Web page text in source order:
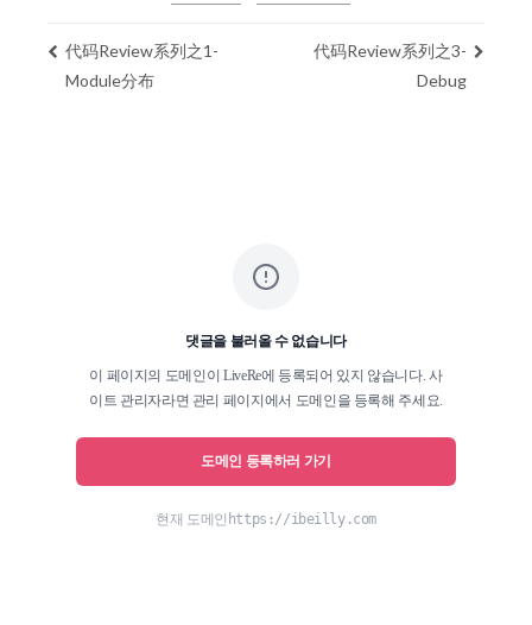
代码Review系列之1-
Module分布
代码Review系列之3-
Debug